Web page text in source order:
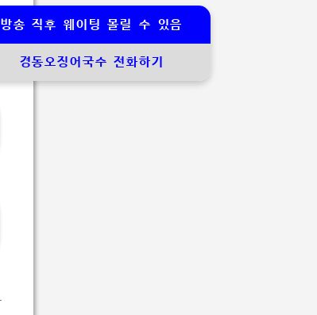
방송 직후 웨이팅 몰릴 수 있음
경동오징어국수 전화하기